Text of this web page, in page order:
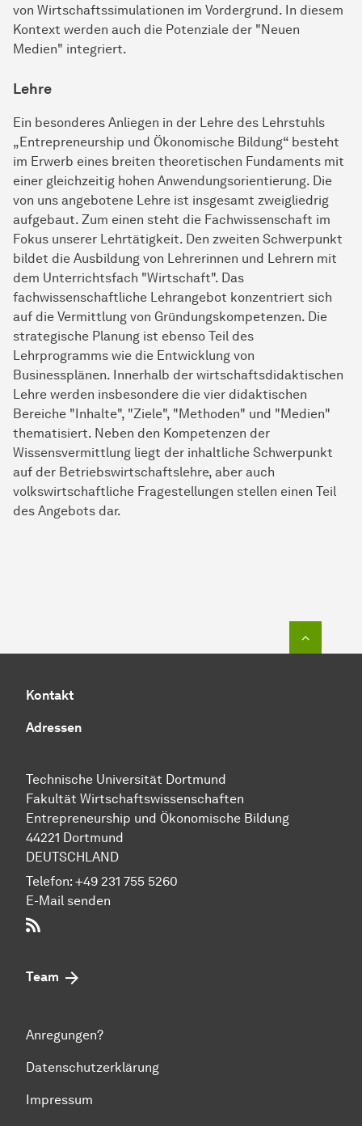
von Wirtschaftssimulationen im Vordergrund. In diesem
Kontext werden auch die Potenziale der "Neuen
Medien" integriert.
Lehre
Ein besonderes Anliegen in der Lehre des Lehrstuhls
„Entrepreneurship und Ökonomische Bildung“ besteht
im Erwerb eines breiten theoretischen Fundaments mit
einer gleichzeitig hohen Anwendungsorientierung. Die
von uns angebotene Lehre ist insgesamt zweigliedrig
aufgebaut. Zum einen steht die Fachwissenschaft im
Fokus unserer Lehrtätigkeit. Den zweiten Schwerpunkt
bildet die Ausbildung von Lehrerinnen und Lehrern mit
dem Unterrichtsfach "Wirtschaft". Das
fachwissenschaftliche Lehrangebot konzentriert sich
auf die Vermittlung von Gründungskompetenzen. Die
strategische Planung ist ebenso Teil des
Lehrprogramms wie die Entwicklung von
Businessplänen. Innerhalb der wirtschaftsdidaktischen
Lehre werden insbesondere die vier didaktischen
Bereiche "Inhalte", "Ziele", "Methoden" und "Medien"
thematisiert. Neben den Kompetenzen der
Wissensvermittlung liegt der inhaltliche Schwerpunkt
auf der Betriebswirtschaftslehre, aber auch
volkswirtschaftliche Fragestellungen stellen einen Teil
des Angebots dar.
Kontakt
Adressen
Technische Uni­ver­si­tät Dort­mund
Fakultät Wirtschafts­wissen­schaften
Entre­preneur­ship und Ökonomische Bil­dung
44221 Dort­mund
DEUTSCHLAND
Telefon: +49 231 755 5260
E-Mail senden
Team
Anregungen?
Datenschutzerklärung
Impressum